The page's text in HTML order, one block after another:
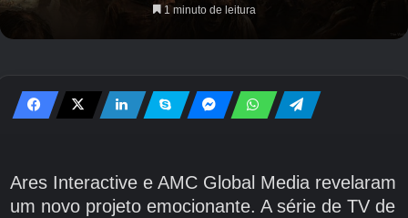
1 minuto de leitura
Ares Interactive e AMC Global Media revelaram
um novo projeto emocionante. A série de TV de